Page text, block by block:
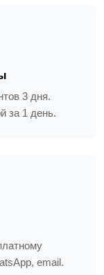
3 дня.
за 1 день.
email.